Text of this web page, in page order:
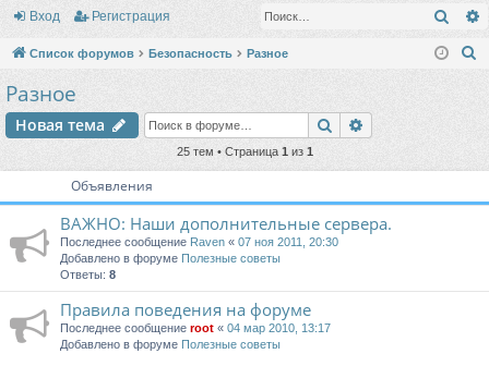
с
ы
и
ор хо
д
ег
ис
Вход Регистрация
Список форумов Безопасность Разное
Разное
Новая тема Поиск
25 тем • Страница 1 из 1
Объявления
ВАЖНО: Наши дополнительные сервера.
Последнее сообщение Raven « 07 ноя 2011, 20:30
Добавлено в форуме Полезные советы
Ответы: 8
Правила поведения на форуме
Последнее сообщение root « 04 мар 2010, 13:17
Добавлено в форуме Полезные советы